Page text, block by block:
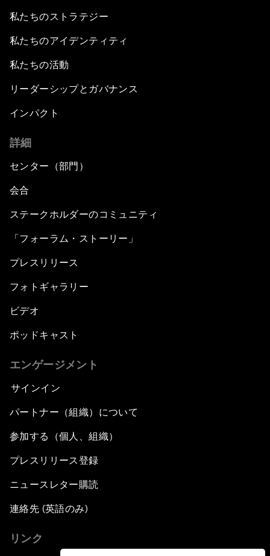
Public Art: Spaces of Hope
China: The Next World Leader?
Artificial Intelligence Unleashed
The Global Implications of China's Financial
Northern Lights: A Nordic Perspective on
Security Outlook for the Korean Peninsula
Bridging the Gender Divide
Pioneering the Sharing Economy
Co-Chair Roundtable: Shaping Healthcare
Reform
Issue Briefing: European Political Outlook
Dragon Science
Amplifying Human Potential
The Race towards Smart Mobility
私たちのストラテジー
私たちのアイデンティティ
私たちの活動
リーダーシップとガバナンス
インパクト
詳細
センター（部門）
会合
ステークホルダーのコミュニティ
「フォーラム・ストーリー」
プレスリリース
フォトギャラリー
ビデオ
ポッドキャスト
エンゲージメント
サインイン
パートナー（組織）について
参加する（個人、組織）
プレスリリース登録
ニュースレター購読
連絡先 (英語のみ)
リンク